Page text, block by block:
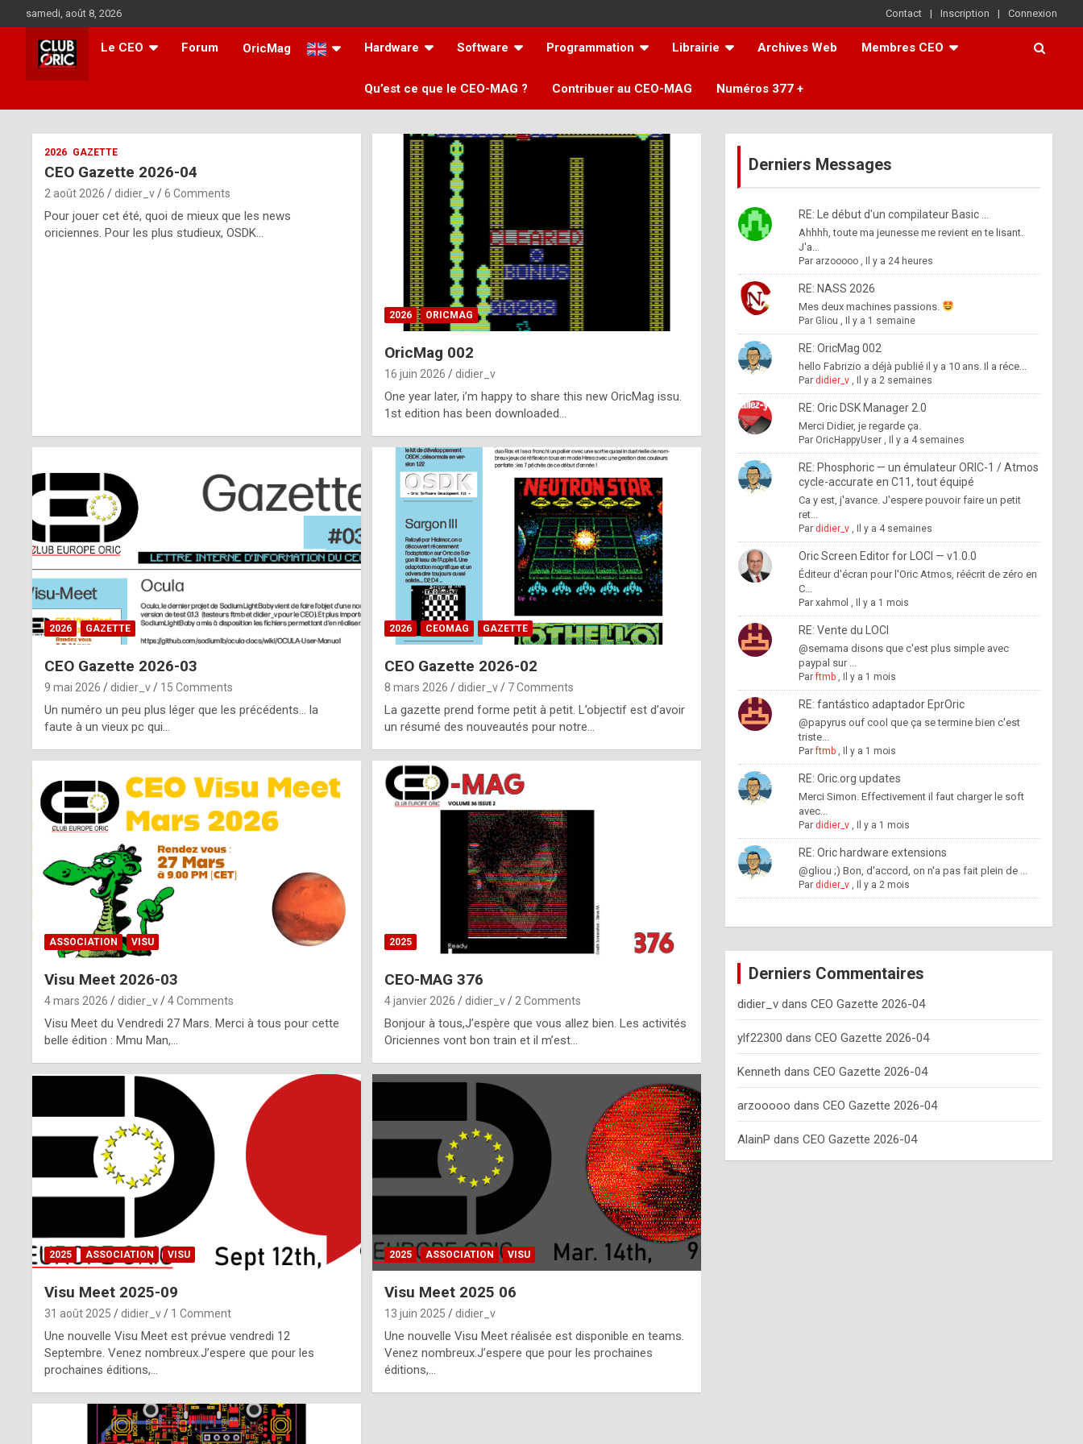
to
content
samedi, août 8, 2026 Contact Inscription Connexion
Le CEO Forum OricMag Hardware Software Programmation Librairie Archives Web Membres CEO
Qu’est ce que le CEO-MAG ? Contribuer au CEO-MAG Numéros 377 +
ff
m
2026 GAZETTE
CEO Gazette 2026-04
2 août 2026 didier_v 6 Comments
Pour jouer cet été, quoi de mieux que les news
oriciennes. Pour les plus studieux, OSDK…
2026 ORICMAG
OricMag 002
16 juin 2026 didier_v
One year later, i’m happy to share this new OricMag issu.
1st edition has been downloaded…
2026 GAZETTE
CEO Gazette 2026-03
9 mai 2026 didier_v 15 Comments
Un numéro un peu plus léger que les précédents… la
faute à un vieux pc qui…
2026 CEOMAG GAZETTE
CEO Gazette 2026-02
8 mars 2026 didier_v 7 Comments
La gazette prend forme petit à petit. L’objectif est d’avoir
un résumé des nouveautés pour notre…
ASSOCIATION VISU
Visu Meet 2026-03
4 mars 2026 didier_v 4 Comments
Visu Meet du Vendredi 27 Mars. Merci à tous pour cette
belle édition : Mmu Man,…
2025
CEO-MAG 376
4 janvier 2026 didier_v 2 Comments
Bonjour à tous,J’espère que vous allez bien. Les activités
Oriciennes vont bon train et il m’est…
2025 ASSOCIATION VISU
Visu Meet 2025-09
31 août 2025 didier_v 1 Comment
Une nouvelle Visu Meet est prévue vendredi 12
Septembre. Venez nombreux.J’espere que pour les
prochaines éditions,…
2025 ASSOCIATION VISU
Visu Meet 2025 06
13 juin 2025 didier_v
Une nouvelle Visu Meet réalisée est disponible en teams.
Venez nombreux.J’espere que pour les prochaines
éditions,…
Derniers Messages
RE: Le début d'un compilateur Basic ...
Ahhhh, toute ma jeunesse me revient en te lisant.
J'a...
Par arzooooo, Il y a 24 heures
RE: NASS 2026
Mes deux machines passions.
Par Gliou , Il y a 1 semaine
RE: OricMag 002
hello Fabrizio a déjà publié il y a 10 ans. Il a réce...
Par didier_v, Il y a 2 semaines
RE: Oric DSK Manager 2.0
Merci Didier, je regarde ça.
Par OricHappyUser, Il y a 4 semaines
RE: Phosphoric — un émulateur ORIC-1 / Atmos
cycle-accurate en C11, tout équipé
Ca y est, j'avance. J'espere pouvoir faire un petit
ret...
Par didier_v, Il y a 4 semaines
Oric Screen Editor for LOCI — v1.0.0
Éditeur d'écran pour l'Oric Atmos, réécrit de zéro en
C...
Par xahmol , Il y a 1 mois
RE: Vente du LOCI
@semama disons que c'est plus simple avec
paypal sur ...
Parftmb, Il y a 1 mois
RE: fantástico adaptador EprOric
@papyrus ouf cool que ça se termine bien c'est
triste...
Parftmb, Il y a 1 mois
RE: Oric.org updates
Merci Simon. Effectivement il faut charger le soft
avec...
Par didier_v, Il y a 1 mois
RE: Oric hardware extensions
@gliou ;) Bon, d'accord, on n'a pas fait plein de ...
Par didier_v, Il y a 2 mois
Derniers Commentaires
didier_vdans CEO Gazette 2026-04
ylf22300 dans CEO Gazette 2026-04
Kenneth dans CEO Gazette 2026-04
arzooooo dans CEO Gazette 2026-04
AlainP dans CEO Gazette 2026-04